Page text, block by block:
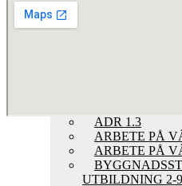
ADR 1.3
ARBETE PÅ
ARBETE PÅ
UTBILDNING 2-